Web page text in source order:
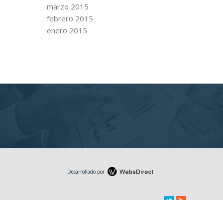
marzo 2015
febrero 2015
enero 2015
Desarrollado por